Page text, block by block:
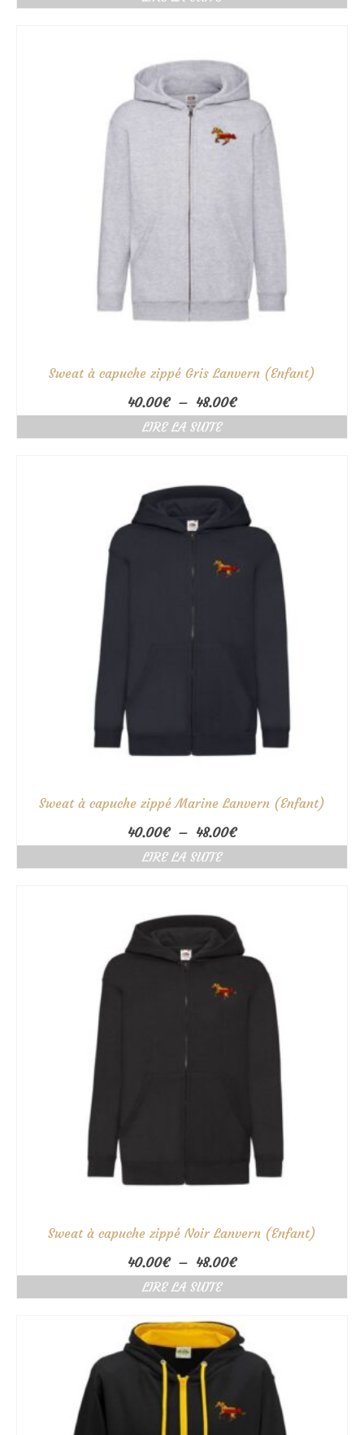
Sweat à capuche zippé Gris Lanvern (Enfant)
40.00€ – 48.00€Plage
de
LIRE LA SUITE
Sweat à capuche zippé Marine Lanvern (Enfant)
40.00€ – 48.00€Plage
de
LIRE LA SUITE
Sweat à capuche zippé Noir Lanvern (Enfant)
40.00€ – 48.00€Plage
de
à
48.00€
LIRE LA SUITE